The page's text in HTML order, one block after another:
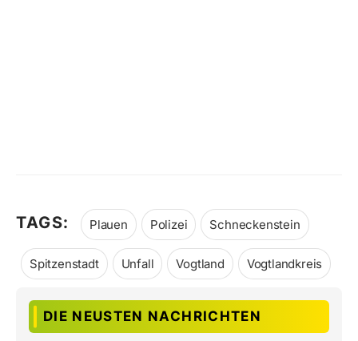
TAGS: Plauen Polizei Schneckenstein
Spitzenstadt Unfall Vogtland Vogtlandkreis
DIE NEUSTEN NACHRICHTEN